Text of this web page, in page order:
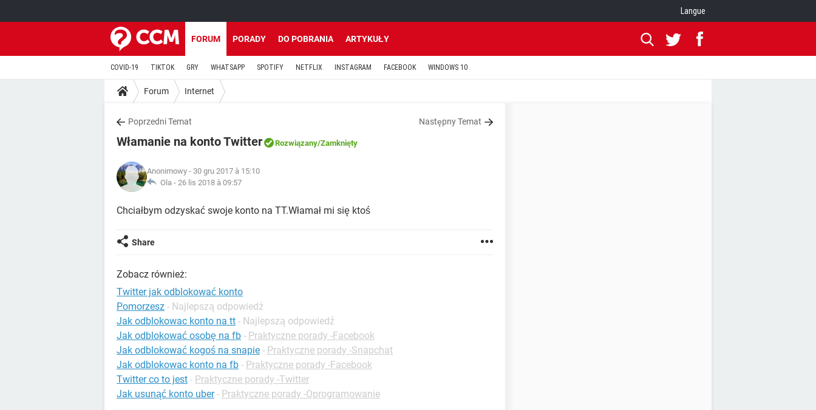
Langue
FORUM PORADY DO POBRANIA ARTYKUŁY
COVID-19 TIKTOK GRY WHATSAPP SPOTIFY NETFLIX INSTAGRAM FACEBOOK WINDOWS 10
Forum Internet
Poprzedni Temat Następny Temat
Włamanie na konto Twitter Rozwiązany/Zamknięty
Anonimowy - 30 gru 2017 à 15:10
Ola - 26 lis 2018 à 09:57
Chciałbym odzyskać swoje konto na TT.Włamał mi się ktoś
Share
Zobacz również:
Twitter jak odblokować konto
Pomorzesz - Najlepszą odpowiedź
Jak odblokowac konto na tt - Najlepszą odpowiedź
Jak odblokować osobę na fb - Praktyczne porady -Facebook
Jak odblokować kogoś na snapie - Praktyczne porady -Snapchat
Jak odblokowac konto na fb - Praktyczne porady -Facebook
Twitter co to jest - Praktyczne porady -Twitter
Jak usunąć konto uber - Praktyczne porady -Oprogramowanie